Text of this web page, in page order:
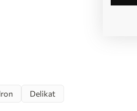
Delikat